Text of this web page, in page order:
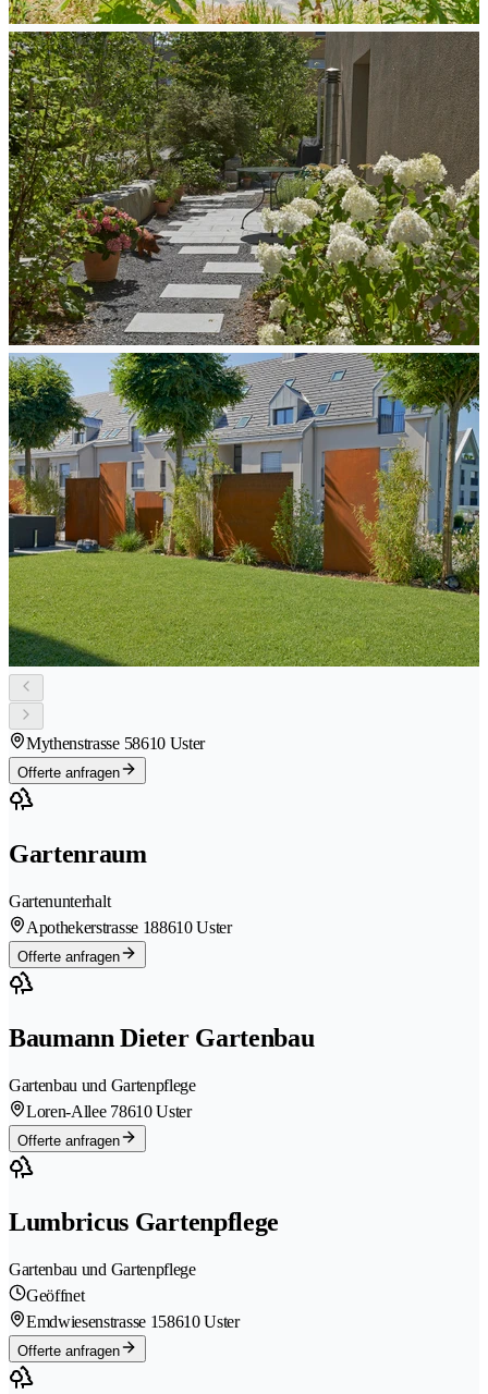
Mythenstrasse 58610 Uster
Offerte anfragen
Gartenraum
Gartenunterhalt
Apothekerstrasse 188610 Uster
Offerte anfragen
Baumann Dieter Gartenbau
Gartenbau und Gartenpflege
Loren-Allee 78610 Uster
Offerte anfragen
Lumbricus Gartenpflege
Gartenbau und Gartenpflege
Geöffnet
Emdwiesenstrasse 158610 Uster
Offerte anfragen